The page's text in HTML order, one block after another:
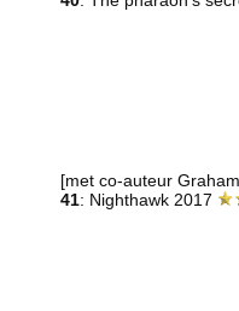
[met co-auteur
41: Nighthawk 2017